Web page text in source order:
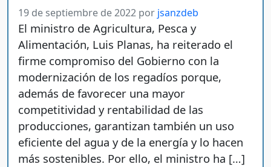
19 de septiembre de 2022 por jsanzdeb
El ministro de Agricultura, Pesca y
Alimentación, Luis Planas, ha reiterado el
firme compromiso del Gobierno con la
modernización de los regadíos porque,
además de favorecer una mayor
competitividad y rentabilidad de las
producciones, garantizan también un uso
eficiente del agua y de la energía y lo hacen
más sostenibles. Por ello, el ministro ha […]